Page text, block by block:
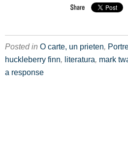
Posted in O carte, un prieten,
huckleberry finn, literatura, mark
a response